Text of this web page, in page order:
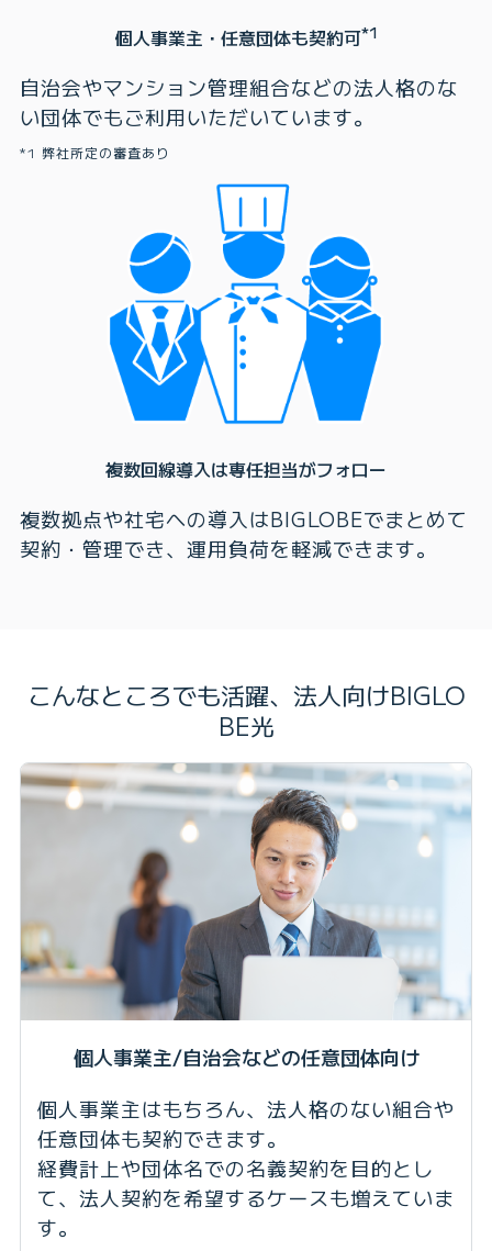
個人事業主・任意団体も契約可*1
自治会やマンション管理組合などの法人格のな
い団体でもご利用いただいています。
弊社所定の審査あり
複数回線導入は専任担当がフォロー
複数拠点や社宅への導入はBIGLOBEでまとめて
契約・管理でき、運用負荷を軽減できます。
こんなところでも活躍、法人向けBIGLO
BE光
個人事業主/自治会などの任意団体向け
個人事業主はもちろん、法人格のない組合や
任意団体も契約できます。
経費計上や団体名での名義契約を目的とし
て、法人契約を希望するケースも増えていま
す。